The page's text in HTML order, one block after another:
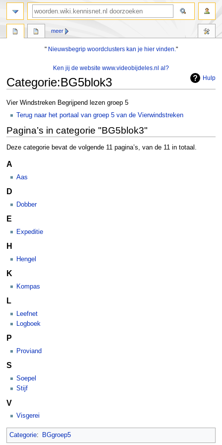
" Nieuwsbegrip woordclusters kan je hier vinden."
Ken jij de website www.videobijdeles.nl al?
Hulp
Categorie:BG5blok3
Naar
navigatie
springen
Naar
zoeken
springen
Vier Windstreken Begrijpend lezen groep 5
Terug naar het portaal van groep 5 van de Vierwindstreken
Pagina’s in categorie "BG5blok3"
Deze categorie bevat de volgende 11 pagina’s, van de 11 in totaal.
A
Aas
D
Dobber
E
Expeditie
H
Hengel
K
Kompas
L
Leefnet
Logboek
P
Proviand
S
Soepel
Stijf
V
Visgerei
Categorie: BGgroep5
meer
zoeken